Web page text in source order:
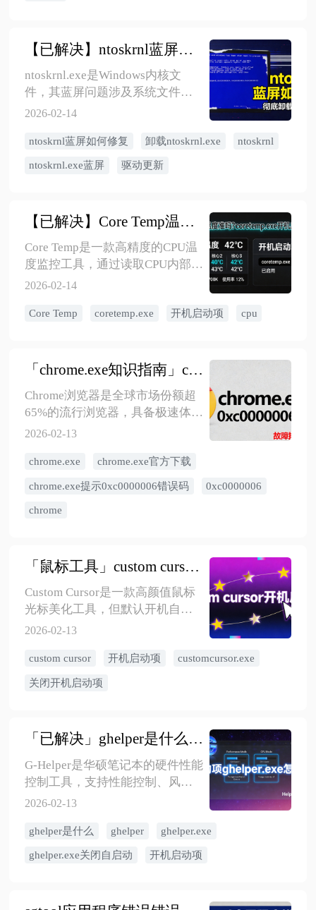
能。预防措施包括谨慎使用优化
持系统文件完整性。若内存占用
过高需杀毒检查，重装系统为最
后方案。合理配置可避免弹窗困
【已解决】ntoskrnl蓝屏如何修复？想彻底卸载ntoskrnl.exe！官方正规方法来了
ntoskrnl.exe是Windows内核文
件，其蓝屏问题涉及系统文件损
坏、驱动冲突、内存故障、电源
sfc /scannow和DISM修复系统文
件；进入安全模式更新或回滚驱
存故障；系统还原或重置；检查
电源设置和硬件兼容性。不能删
除或卸载ntoskrnl.exe，只能修
复。修复时间视问题复杂度从30
分钟到数小时不等，大多数情况1-
和场景选择合适方案，确保系统
2026-02-14
ntoskrnl蓝屏如何修复 卸载ntoskrnl.exe ​ntoskrnl
ntoskrnl.exe蓝屏 驱动更新
​【已解决】Core Temp温度准吗？开机启动项coretemp.exe怎么关闭？
Core Temp是一款高精度的CPU温
度监控工具，通过读取CPU内部的
数字热传感器（DTS），实现
心温度，通常比表面温度高5-
法：任务管理器禁用（推荐）、
Temp软件内取消“Start Core Temp
with Windows”选项、系统配置工
具禁用，以及使用金舟Uninstaller
温度正常范围：空载30-50°C，中
等负载50-70°C，高负载70-
2026-02-14
Core Temp coretemp.exe 开机启动项 cpu
​「chrome.exe知识指南」chrome.exe官方下载，chrome.exe提示0xc0000006错误码
Chrome浏览器是全球市场份额超
65%的流行浏览器，具备极速体
验、强大扩展生态和跨平台同步
官网
（https://www.google.cn/chrome/）
（https://www.google.com/chrome/）。
系统文件检查器sfc /scannow、使
磁盘错误chkdsk、重新安装
Chrome、检查杀毒软件设置、以
兼容模式运行。常见问题还包括
下载失败、安装错误和内存占用
过大，可通过检查网络、以管理
员身份运行、启用内存保护功能
2026-02-13
​chrome.exe chrome.exe官方下载
chrome.exe提示0xc0000006错误码 0xc0000006
chrome
「鼠标工具」custom cursor开机启动项customcursor.exe怎么关闭？
Custom Cursor是一款高颜值鼠标
光标美化工具，但默认开机自启
动会占用系统资源，拖慢开机速
务管理器中禁用、系统配置工具
取消勾选、软件设置中关闭开机
器删除相关项。推荐通过软件自
身设置关闭，最干净无残留。关
闭自启动不影响软件正常使用，
仍可手动打开使用。定期清理开
2026-02-13
custom cursor 开机启动项 customcursor.exe
关闭开机启动项
「已解决」ghelper是什么？有什么用？开机启动项ghelper.exe怎么关闭？
G-Helper是华硕笔记本的硬件性能
控制工具，支持性能控制、风扇
管理、显卡切换等功能，体积小
系统速度，关闭ghelper.exe的5种
方法：通过G-Helper软件设置取消
2026-02-13
ghelper是什么 ghelper ghelper.exe
ghelper.exe关闭自启动 开机启动项